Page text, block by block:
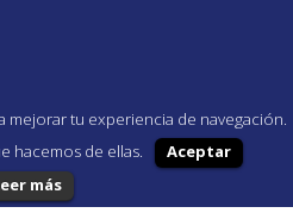
mejorar tu experiencia de navegación.
hacemos de ellas.
Aceptar
más